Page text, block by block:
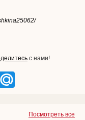
с нами!
Посмотреть все